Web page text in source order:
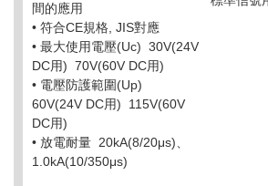
間的應用
• 符合CE規格, JIS對應
• 最大使用電壓(Uc) 30V(24V
DC用) 70V(60V DC用)
• 電壓防護範圍(Up)
60V(24V DC用) 115V(60V
DC用)
• 放電耐量 20kA(8/20μs)、
1.0kA(10/350μs)